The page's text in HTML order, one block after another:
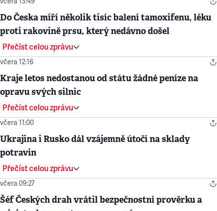
Do Česka míří několik tisíc balení tamoxifenu, léku
proti rakovině prsu, který nedávno došel
Přečíst celou zprávu
včera 12:16
Kraje letos nedostanou od státu žádné peníze na
opravu svých silnic
Přečíst celou zprávu
včera 11:00
Ukrajina i Rusko dál vzájemně útočí na sklady
potravin
Přečíst celou zprávu
včera 09:27
Šéf Českých drah vrátil bezpečnostní prověrku a